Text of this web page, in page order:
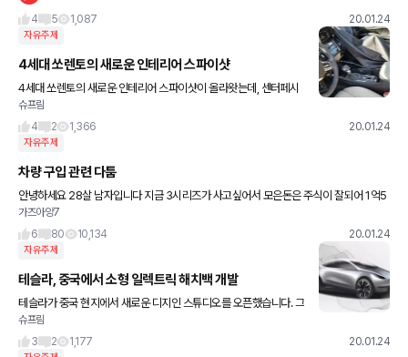
4
5 1,087 20.01.24
자유주제
4세대 쏘렌토의 새로운 인테리어 스파이샷
4세대 쏘렌토의 새로운 인테리어 스파이샷이 올라왓는데, 센터페시
아나 다른 부분들은 이전에 설명했으니 넘어가고, 이번에 포착된 인
테리어에서 한 가지 눈에 띄는 것은 스티어링 휠의 컬러가 투톤으로
되어
슈프림
4
2 1,366 20.01.24
자유주제
차량 구입 관련 다툼
안녕하세요 28살 남자입니다 지금 3시리즈가 사고싶어서 모은돈은 주식이 잘되어 1억5
천쯤 있고 5천정도를 사용하여 구매하려하는데 여자친구가 집사는데 돈보태자고 차를 사
지말자는식으로 눈치를 보냅니다
가즈아앙7
6
80 10,134 20.01.24
자유주제
테슬라, 중국에서 소형 일렉트릭 해치백 개발
테슬라가 중국 현지에서 새로운 디지인 스튜디오를 오픈했습니다. 그
리고 이와 함께 한 장의 스케치를 공개했습니다. 테슬라가 공개한 이
스케치는 한 눈에 봐도 신차를 암시하는 것으로 추정이 되는데,
슈프림
3
2 1,177 20.01.24